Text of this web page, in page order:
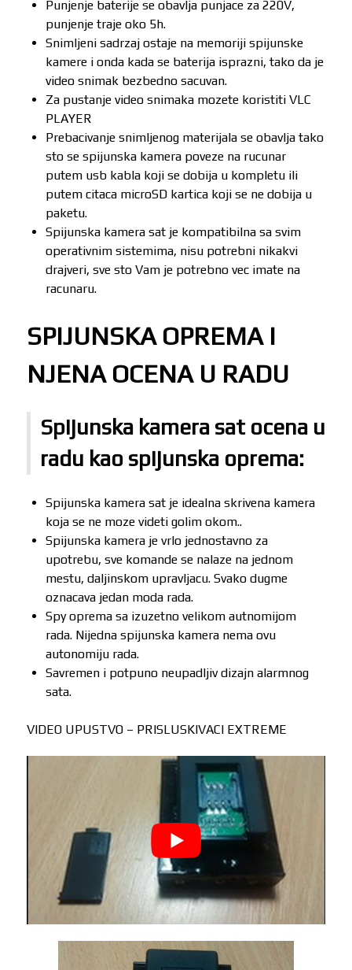
Punjenje baterije se obavlja punjace za 220V,
punjenje traje oko 5h.
Snimljeni sadrzaj ostaje na memoriji spijunske
kamere i onda kada se baterija isprazni, tako da je
video snimak bezbedno sacuvan.
Za pustanje video snimaka mozete koristiti VLC
PLAYER
Prebacivanje snimljenog materijala se obavlja tako
sto se spijunska kamera poveze na rucunar
putem usb kabla koji se dobija u kompletu ili
putem citaca microSD kartica koji se ne dobija u
paketu.
Spijunska kamera sat je kompatibilna sa svim
operativnim sistemima, nisu potrebni nikakvi
drajveri, sve sto Vam je potrebno vec imate na
racunaru.
SPIJUNSKA OPREMA I
NJENA OCENA U RADU
Spijunska kamera sat ocena u
radu kao spijunska oprema:
Spijunska kamera sat je idealna skrivena kamera
koja se ne moze videti golim okom..
Spijunska kamera je vrlo jednostavno za
upotrebu, sve komande se nalaze na jednom
mestu, daljinskom upravljacu. Svako dugme
oznacava jedan moda rada.
Spy oprema sa izuzetno velikom autnomijom
rada. Nijedna spijunska kamera nema ovu
autonomiju rada.
Savremen i potpuno neupadljiv dizajn alarmnog
sata.
VIDEO UPUSTVO – PRISLUSKIVACI EXTREME